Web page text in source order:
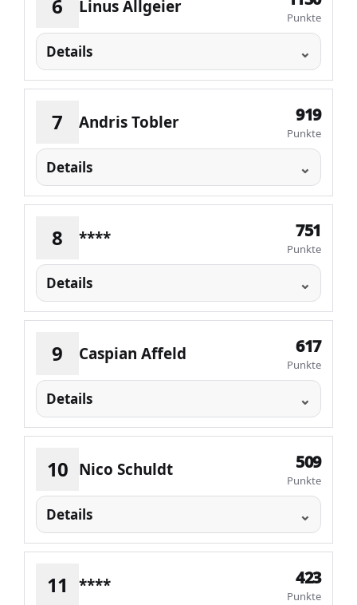
6 Linus Allgeier
Punkte
Details
7 Andris Tobler 919
Punkte
Details
8 **** 751
Punkte
Details
9 Caspian Affeld 617
Punkte
Details
10 Nico Schuldt 509
Punkte
Details
11 **** 423
Punkte